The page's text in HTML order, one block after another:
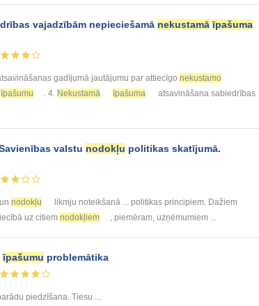
vajadzībām nepieciešamā nekustamā īpašuma
gadījumā jautājumu par attiecīgo nekustamo
īpašumu . 4. Nekustamā īpašuma
atsavināšana sabiedrības
valstu nodokļu politikas skatījumā.
nodokļu
likmju noteikšanā ... politikas principiem. Dažiem
uz citiem nodokļiem , piemēram, uzņēmumiem ...
īpašumu problemātika
piedzīšana. Tiesu ...